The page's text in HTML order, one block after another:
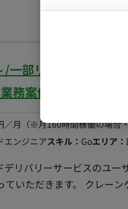
ロジェクトメンバーと会
/一部リモート/四ツ
務案件
／月 （※月160時間稼働の場合
エンジニアスキル： Goエリア：
デリバリーサービスのユ
ていただきます。 クレー
にございます。 ■チーム